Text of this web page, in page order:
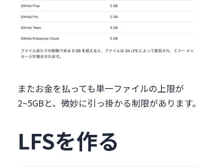
またお金を払っても単一ファイルの上限が
2~5GBと、微妙に引っ掛かる制限があります。
LFSを作る